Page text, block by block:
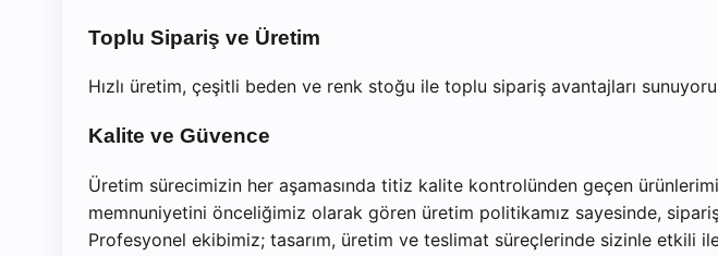
Toplu Sipariş ve Üretim
Hızlı üretim, çeşitli beden ve renk stoğu ile toplu sipariş avantajları
Kalite ve Güvence
Üretim sürecimizin her aşamasında titiz kalite kontrolünden geçen
memnuniyetini önceliğimiz olarak gören üretim politikamız sayesinde,
Profesyonel ekibimiz; tasarım, üretim ve teslimat süreçlerinde sizinle etkili